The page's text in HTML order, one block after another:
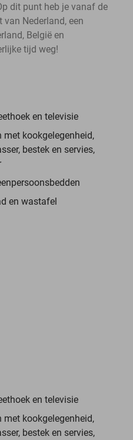
dit punt heb je vanaf de
Nederland, een
België en
tijd weg!
en televisie
kookgelegenheid,
bestek en servies,
en wastafel
en televisie
kookgelegenheid,
bestek en servies,